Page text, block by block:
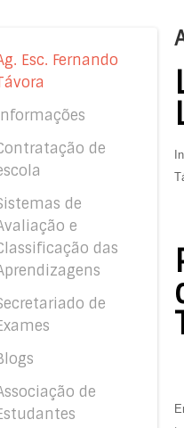
Esc. Fernando
de
de
e
das
de
de